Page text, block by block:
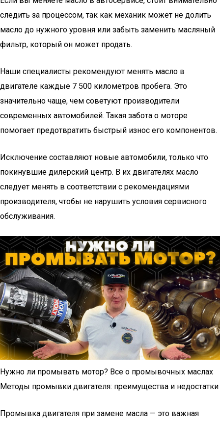
следить за процессом, так как механик может не долить
масло до нужного уровня или забыть заменить масляный
фильтр, который он может продать.
Наши специалисты рекомендуют менять масло в
двигателе каждые 7 500 километров пробега. Это
значительно чаще, чем советуют производители
современных автомобилей. Такая забота о моторе
помогает предотвратить быстрый износ его компонентов.
Исключение составляют новые автомобили, только что
покинувшие дилерский центр. В их двигателях масло
следует менять в соответствии с рекомендациями
производителя, чтобы не нарушить условия сервисного
обслуживания.
Нужно ли промывать мотор? Все о промывочных маслах
Методы промывки двигателя: преимущества и недостатки
Промывка двигателя при замене масла — это важная